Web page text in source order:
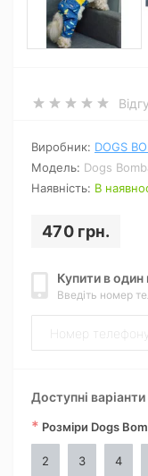
Виробник: DOGS
Модель: Dogs
Наявність: В
470 грн.
Купити в один
Введіть номер
Доступні варіанти
* Розміри Dogs
2 3 4